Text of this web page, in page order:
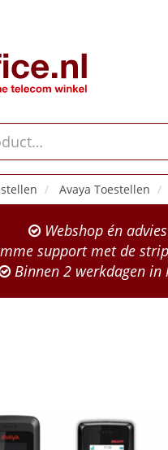
Avaya Toestellen
Webshop én advies
support met de
Binnen 2 werkdagen in